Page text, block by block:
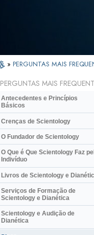
» PERGUNTAS MAIS
PERGUNTAS MAIS
Antecedentes e Princípios
Básicos
Crenças de Scientology
O Fundador de Scientology
O Que é Que Scientology Faz
Indivíduo
Livros de Scientology e
Serviços de Formação de
Scientology e Dianética
Scientology e Audição de
Dianética